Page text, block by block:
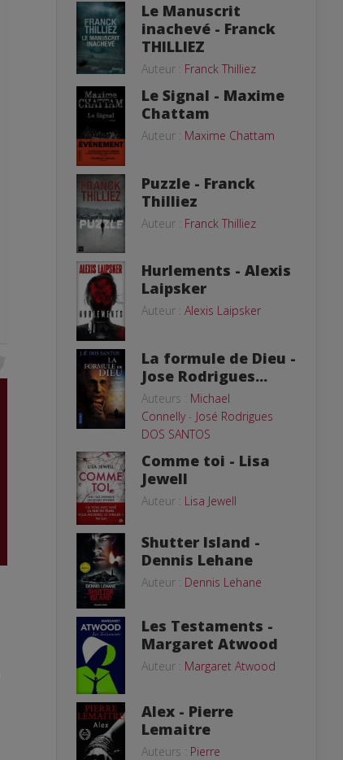
Le Manuscrit
inachevé - Franck
THILLIEZ
Auteur : Franck Thilliez
Le Signal - Maxime
Chattam
Auteur : Maxime Chattam
Puzzle - Franck
Thilliez
Auteur : Franck Thilliez
Hurlements - Alexis
Laipsker
Auteur : Alexis Laipsker
La formule de Dieu -
Jose Rodrigues...
Auteurs : Michael
Connelly- José Rodrigues
DOS SANTOS
Comme toi - Lisa
Jewell
Auteur : Lisa Jewell
Shutter Island -
Dennis Lehane
Auteur : Dennis Lehane
Les Testaments -
Margaret Atwood
Auteur : Margaret Atwood
Alex - Pierre
Lemaitre
Auteurs : Pierre